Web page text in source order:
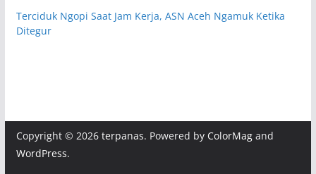
Terciduk Ngopi Saat Jam Kerja, ASN Aceh Ngamuk Ketika
Ditegur
Copyright © 2026 terpanas. Powered by ColorMagand
WordPress.